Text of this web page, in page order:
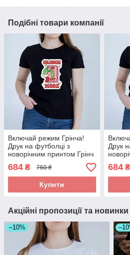
Подібні товари компанії
Включай режим Грінча!
Друк на футболці з
новорічним принтом Грінч
684 ₴ 760 ₴
Купити
Друк
684₴
Акційні пропозиції та новинки
–10%